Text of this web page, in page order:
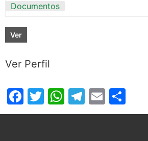
Documentos
Ver
Ver Perfil
Facebook
Twitter
WhatsApp
Telegram
Email